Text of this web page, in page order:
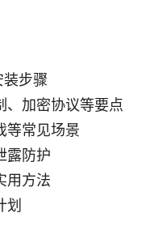
步骤
、加密协议等要点
等常见场景
露防护
用方法
划